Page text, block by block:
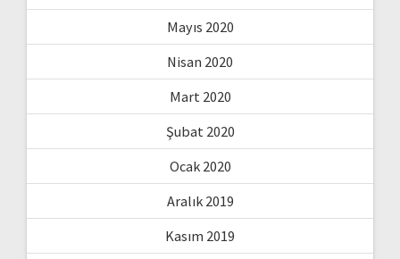
Mayıs 2020
Nisan 2020
Mart 2020
Şubat 2020
Ocak 2020
Aralık 2019
Kasım 2019